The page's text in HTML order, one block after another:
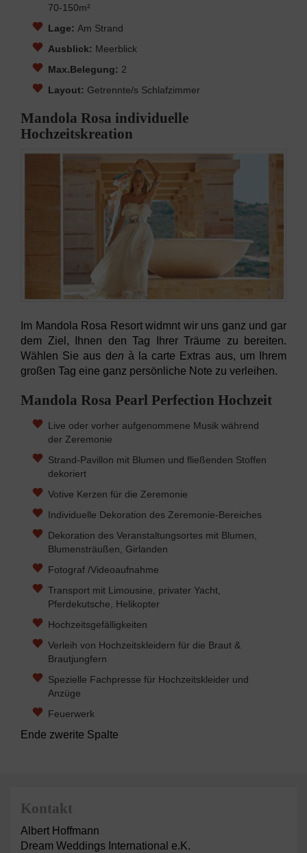
70-150m²
Lage: Am Strand
Ausblick: Meerblick
Max.Belegung: 2
Layout: Getrennte/s Schlafzimmer
Mandola Rosa individuelle
Hochzeitskreation
Im Mandola Rosa Resort widmnt wir uns ganz und gar
dem Ziel, Ihnen den Tag Ihrer Träume zu bereiten.
Wählen Sie aus den à la carte Extras aus, um Ihrem
großen Tag eine ganz persönliche Note zu verleihen.
Mandola Rosa Pearl Perfection Hochzeit
Live oder vorher aufgenommene Musik während
der Zeremonie
Strand-Pavillon mit Blumen und fließenden Stoffen
dekoriert
Votive Kerzen für die Zeremonie
Individuelle Dekoration des Zeremonie-Bereiches
Dekoration des Veranstaltungsortes mit Blumen,
Blumensträußen, Girlanden
Fotograf /Videoaufnahme
Transport mit Limousine, privater Yacht,
Pferdekutsche, Helikopter
Hochzeitsgefälligkeiten
Verleih von Hochzeitskleidern für die Braut &
Brautjungfern
Spezielle Fachpresse für Hochzeitskleider und
Anzüge
Feuerwerk
Ende zwerite Spalte
Kontakt
Albert Hoffmann
Dream Weddings International e.K.